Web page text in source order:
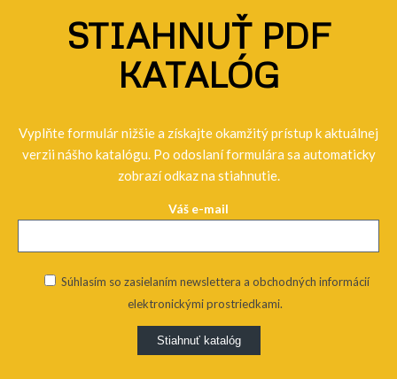
STIAHNUŤ PDF
KATALÓG
Vyplňte formulár nižšie a získajte okamžitý prístup k aktuálnej
verzii nášho katalógu. Po odoslaní formulára sa automaticky
zobrazí odkaz na stiahnutie.
Váš e-mail
Súhlasím so zasielaním newslettera a obchodných informácií
elektronickými prostriedkami.